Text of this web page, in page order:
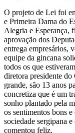
O projeto de Lei foi
e Primeira Dama do
Alegria e Esperança,
aprovação dos
entrega empresários,
equipe da gincana
todos os que
diretora presidente
grande, são 13 anos
concretiza que é um
sonho plantado pela
os sentimentos bons
sociedade sergipana
comentou feliz.